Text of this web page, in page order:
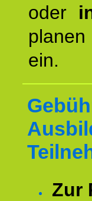
oder
ein.
Zur